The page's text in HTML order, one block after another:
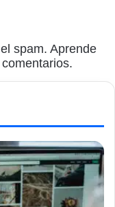
spam. Aprende